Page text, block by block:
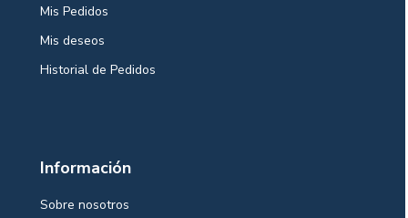
Mis Pedidos
Mis deseos
Historial de Pedidos
Información
Sobre nosotros